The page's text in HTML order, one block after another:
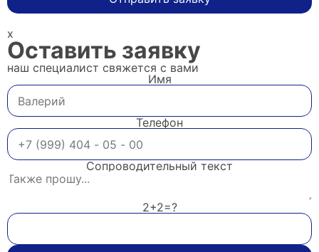
x
Оставить заявку
наш специалист свяжется с вами
Имя
Телефон
Сопроводительный текст
2+2=?